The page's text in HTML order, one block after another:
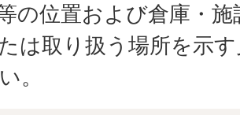
の位置および倉庫・
は取り扱う場所を示
。